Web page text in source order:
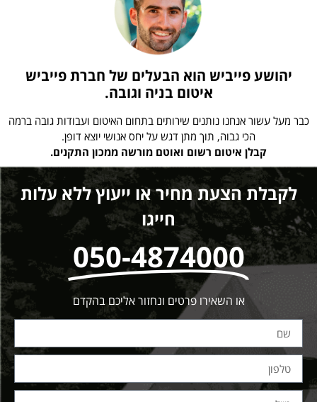
יהושע פייביש הוא הבעלים של חברת פייביש
איטום בניה וגובה.
כבר מעל עשור אנחנו נותנים שירותים בתחום האיטום ועבודות גובה ברמה
הכי גבוה, תוך מתן דגש על יחס אנושי יוצא דופן.
קבלן איטום רשום ואוטם מורשה ממכון התקנים.
לקבלת הצעת מחיר או ייעוץ ללא עלות
חייגו
050-4874000
או השאירו פרטים ונחזור אליכם בהקדם